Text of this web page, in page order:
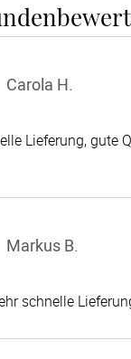
Carola H.
Lieferung, gute
Markus B.
schnelle